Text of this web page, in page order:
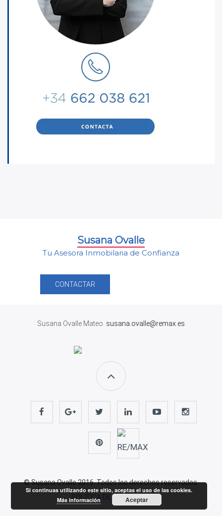
Susana Ovalle
Tu Asesora Inmobilaria de Confianza
CONTACTAR
Susana Ovalle Mateo. susana.ovalle@remax.es
© Susana Ovalle 2016. Todos los derechos reservados.
POLÍTICA DE PRIVACIDAD
Si continuas utilizando este sitio, aceptas el uso de las cookies.
Más información
Aceptar